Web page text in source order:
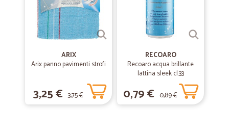
ARIX
Arix panno pavimenti strofi
3,25 € 3,75 €
RECOARO
Recoaro acqua brillante
lattina sleek cl.33
0,79 € 0,89 €